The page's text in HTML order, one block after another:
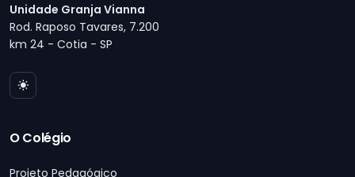
Unidade Granja Vianna
Rod. Raposo Tavares, 7.200
km 24 - Cotia - SP
O Colégio
Projeto Pedagógico